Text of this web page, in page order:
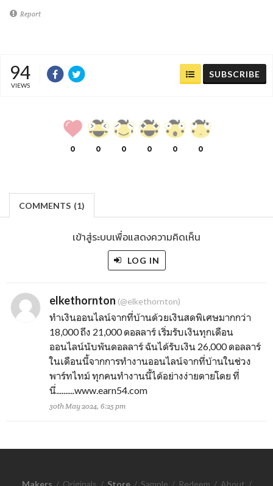
Report
94
VIEWS
SUBSCRIBE
0 0 0 0 0 0
COMMENTS (1)
เข้าสู่ระบบเพื่อแสดงความคิดเห็น
LOG IN
elkethornton (@elkethornton)
ทำเงินออนไลน์จากที่บ้านด้วยเงินสดพิเศษมากกว่า
18,000 ถึง 21,000 ดอลลาร์ เริ่มรับเงินทุกเดือน
ออนไลน์นับพันดอลลาร์ ฉันได้รับเงิน 26,000 ดอลลาร์
ในเดือนนี้จากการทำงานออนไลน์จากที่บ้านในช่วง
พาร์ทไทม์ ทุกคนทำงานนี้ได้อย่างง่ายดายโดย ที่
นี่..........w­w­w.e­a­r­n­5­4.c­o­m
30th May 2024, 6:25 pm
Makers / Originals / Store / Sample / Redeem / About /